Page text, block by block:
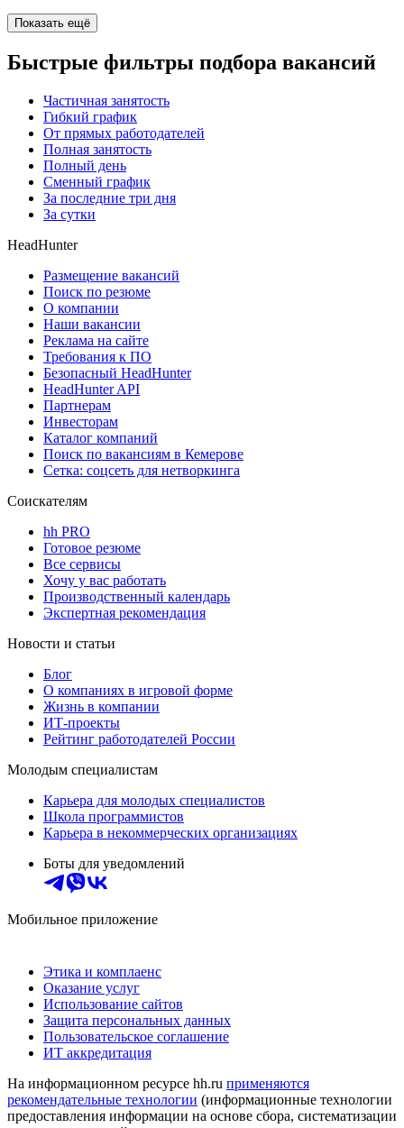
Показать ещё
Быстрые фильтры подбора вакансий
Частичная занятость
Гибкий график
От прямых работодателей
Полная занятость
Полный день
Сменный график
За последние три дня
За сутки
HeadHunter
Размещение вакансий
Поиск по резюме
О компании
Наши вакансии
Реклама на сайте
Требования к ПО
Безопасный HeadHunter
HeadHunter API
Партнерам
Инвесторам
Каталог компаний
Поиск по вакансиям в Кемерове
Сетка: соцсеть для нетворкинга
Соискателям
hh PRO
Готовое резюме
Все сервисы
Хочу у вас работать
Производственный календарь
Экспертная рекомендация
Новости и статьи
Блог
О компаниях в игровой форме
Жизнь в компании
ИТ-проекты
Рейтинг работодателей России
Молодым специалистам
Карьера для молодых специалистов
Школа программистов
Карьера в некоммерческих организациях
Боты для уведомлений
Мобильное приложение
Этика и комплаенс
Оказание услуг
Использование сайтов
Защита персональных данных
Пользовательское соглашение
ИТ аккредитация
На информационном ресурсе hh.ru применяются
рекомендательные технологии (информационные технологии
предоставления информации на основе сбора, систематизации